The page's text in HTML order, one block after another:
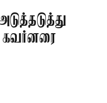
கவர்னரை